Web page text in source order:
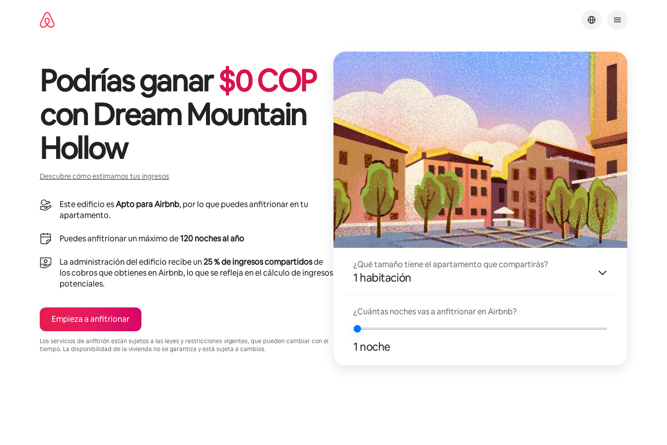
Podrías ganar$0COP
conDream Mountain
Hollow
Descubre cómo estimamos tus ingresos
Este edificio esApto para Airbnb, por lo que puedes anfitrionar en tu
apartamento.
Puedes anfitrionar un máximo de120 noches al año
La administración del edificio recibe un25 % de ingresos compartidosde
los cobros que obtienes en Airbnb, lo que se refleja en el cálculo de ingresos
potenciales.
Empieza a anfitrionar
Los servicios de anfitrión están sujetos a las leyes y restricciones vigentes, que pueden cambiar con el
tiempo. La disponibilidad de la vivienda no se garantiza y está sujeta a cambios.
¿Qué tamaño tiene el apartamento que compartirás?
1 habitación
¿Cuántas noches vas a anfitrionar en Airbnb?
1 noche